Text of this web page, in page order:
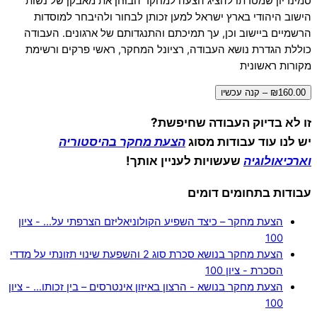
הישוב היהודי בארץ ישראל למען זכותן לבחור ולהיבחר למוסדות
הרשמיים ביישוב וכן, עך תמיכתם והתנגדותם של ארגונים. העבודה
כוללת הגדרת נושא העבודה, רציונל המחקר, ראשי פרקים ורשימת
מקורות ראשונית
₪160.00 – קנה עכשיו
זו לא בדיוק העבודה שחיפשת?
יש לנו עוד עבודות מסוגהצעת מחקר בהיסטוריה
וארכיאולוגיה שעשויות לעניין אותך!
עבודות בתחומים דומים
הצעת מחקר – כיצד השפיע הקולוניאליזם הצרפתי על… - ציון
100
הצעת מחקר בנושא סכרת סוג 2 והשפעת שינוי תזונתי על מדדי
הסכרת - ציון 100
הצעת מחקר בנושא - הרצון באיזון אינטרסים – בין זכותו… - ציון
100